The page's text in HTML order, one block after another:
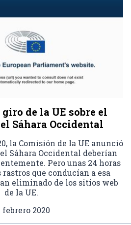
de la UE sobre el
Sáhara Occidental
la Comisión de la UE anunció
Sáhara Occidental deberían
Pero unas 24 horas
rastros que conducían a esa
eliminado de los sitios web
de la UE.
febrero 2020